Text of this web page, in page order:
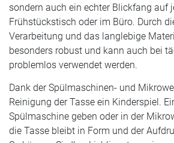
sondern auch ein echter Blickfang auf
Frühstückstisch oder im Büro. Durch
Verarbeitung und das langlebige
besonders robust und kann auch bei
problemlos verwendet werden.
Dank der Spülmaschinen- und
Reinigung der Tasse ein Kinderspiel.
Spülmaschine geben oder in der
die Tasse bleibt in Form und der